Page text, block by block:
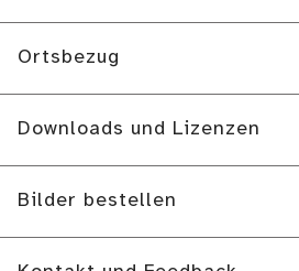
Ortsbezug
Downloads und Lizenzen
Bilder bestellen